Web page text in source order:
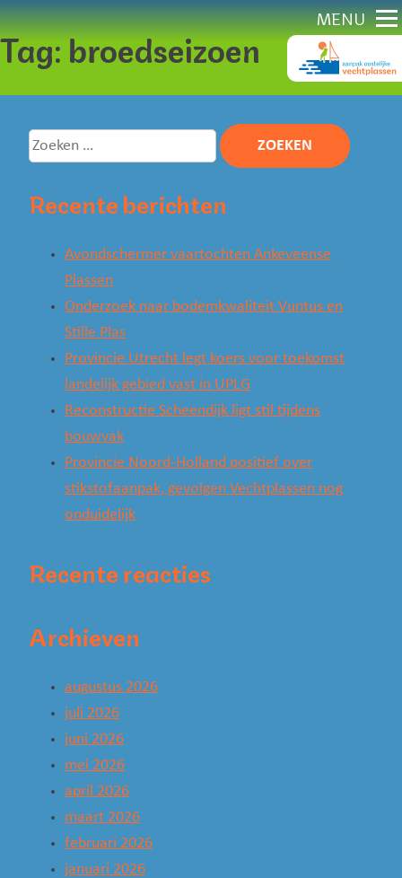
naar
content
MENU
Tag: broedseizoen
Zoeken
naar:
Recente berichten
Avondschermer vaartochten Ankeveense
Plassen
Onderzoek naar bodemkwaliteit Vuntus en
Stille Plas
Provincie Utrecht legt koers voor toekomst
landelijk gebied vast in UPLG
Reconstructie Scheendijk ligt stil tijdens
bouwvak
Provincie Noord-Holland positief over
stikstofaanpak, gevolgen Vechtplassen nog
onduidelijk
Recente reacties
Archieven
augustus 2026
juli 2026
juni 2026
mei 2026
april 2026
maart 2026
februari 2026
januari 2026